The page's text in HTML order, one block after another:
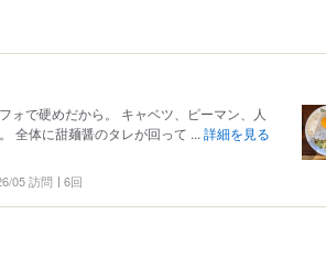
ォで硬めだから。 キャベツ、ピーマン、人
全体に甜麺醤のタレが回って ... 詳細を見る
05 訪問 6回